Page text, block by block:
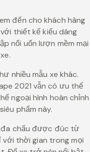
đến cho khách hàng
thiết kế kiểu dáng
nổi uốn lượn mềm mại
nhiều mẫu xe khác.
2021 vẫn có ưu thế
ngoại hình hoàn chỉnh
phẩm này.
đa chấu được đúc từ
với thời gian trong mọi